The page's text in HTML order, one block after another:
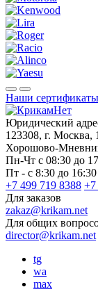
Наши сертификаты
Юридический
123308, г. Москва,
Хорошово-
Пн-Чт с 08:30 до
Пт - с 8:30 до 16:30
+7 499 719 8388 +7
Для заказов
zakaz@krikam.net
Для общих
director@krikam.net
tg
wa
max